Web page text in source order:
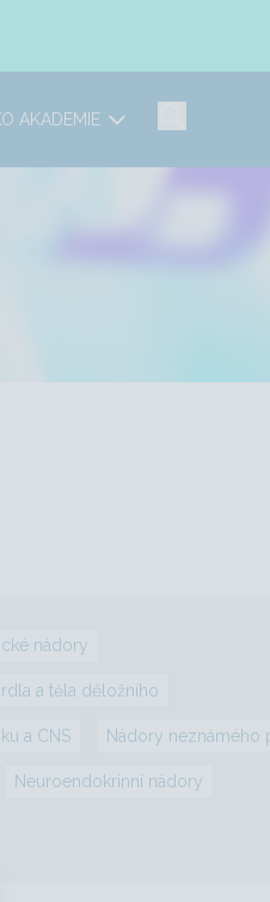
AKADEMIE
nádory
a těla děložního
a CNS Nádory neznámého
Neuroendokrinní nádory